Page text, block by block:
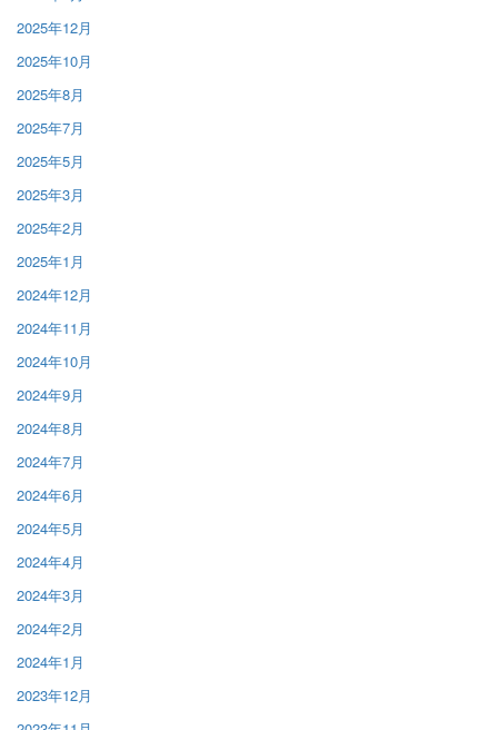
2025年12月
2025年10月
2025年8月
2025年7月
2025年5月
2025年3月
2025年2月
2025年1月
2024年12月
2024年11月
2024年10月
2024年9月
2024年8月
2024年7月
2024年6月
2024年5月
2024年4月
2024年3月
2024年2月
2024年1月
2023年12月